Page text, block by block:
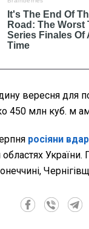
вересня для
450 млн куб. м
росіяни
України.